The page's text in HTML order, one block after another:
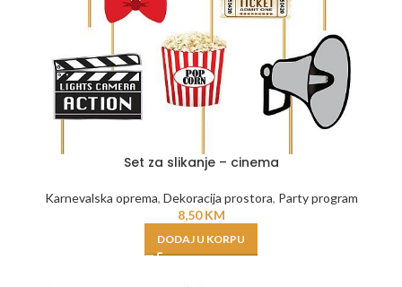
Set za slikanje – cinema
Karnevalska oprema, Dekoracija prostora, Party program
8,50KM
DODAJ U KORPU